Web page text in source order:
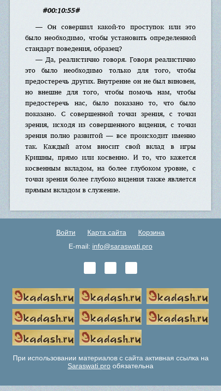
#00:10:55#
— Он совершил какой-то проступок или это
было необходимо, чтобы установить определенной
стандарт поведения, образец?
— Да, реалистично говоря. Говоря реалистично
это было необходимо только для того, чтобы
предостеречь других. Внутренне он не был виновен,
но внешне для того, чтобы помочь нам, чтобы
предостеречь нас, было показано то, что было
показано. С совершенной точки зрения, с точки
зрения, исходя из совершенного видения, с точки
зрения полно развитой — все происходит именно
так. Каждый атом вносит свой вклад в игры
Кришны, прямо или косвенно. И то, что кажется
косвенным вкладом, на более глубоком уровне, с
точки зрения более глубоко видения также является
прямым вкладом в служение.
Войти Карта сайта
Корзина
E-mail: info@saraswati.pro
При использовании материалов с сайта активная ссылка на
Saraswati.pro обязательна